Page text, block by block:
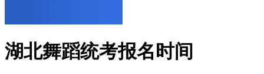
湖北舞蹈统考报名时间